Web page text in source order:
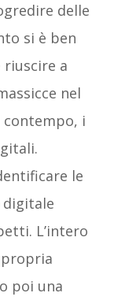
delle
si è ben
a
nel
contempo, i
le
L’intero
poi una